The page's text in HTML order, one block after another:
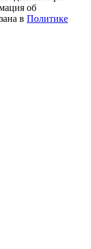
об
в Политике